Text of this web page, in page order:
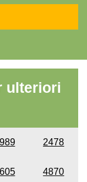
ulteriori
2478
4870